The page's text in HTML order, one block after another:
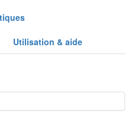
Utilisation & aide